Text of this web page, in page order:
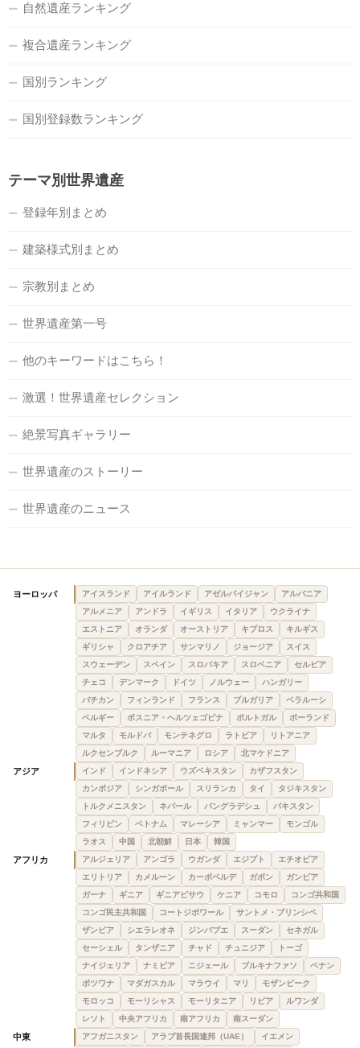
自然遺産ランキング
複合遺産ランキング
国別ランキング
国別登録数ランキング
テーマ別世界遺産
登録年別まとめ
建築様式別まとめ
宗教別まとめ
世界遺産第一号
他のキーワードはこちら！
激選！世界遺産セレクション
絶景写真ギャラリー
世界遺産のストーリー
世界遺産のニュース
ヨーロッパ アイスランド アイルランド アゼルバイジャン
アルバニア
アルメニア
アンドラ イギリス イタリア
ウクライナ
エストニア
オランダ オーストリア キプロス
キルギス
ギリシャ
クロアチア サンマリノ ジョージア
スイス
スウェーデン
スペイン スロバキア スロベニア
セルビア
チェコ
デンマーク ドイツ ノルウェー
ハンガリー
バチカン
フィンランド フランス ブルガリア
ベラルーシ
ベルギー
ボスニア・ヘルツェゴビナ ポルトガル
ポーランド
マルタ
モルドバ モンテネグロ ラトビア
リトアニア
ルクセンブルク
ルーマニア ロシア 北マケドニア
アジア インド インドネシア ウズベキスタン
カザフスタン
カンボジア
シンガポール スリランカ タイ
タジキスタン
トルクメニスタン
ネパール バングラデシュ
パキスタン
フィリピン
ベトナム マレーシア ミャンマー
モンゴル
ラオス
中国 北朝鮮 日本 韓国
アフリカ アルジェリア アンゴラ ウガンダ エジプト
エチオピア
エリトリア
カメルーン カーボベルデ ガボン
ガンビア
ガーナ
ギニア ギニアビサウ ケニア コモロ
コンゴ共和国
コンゴ民主共和国
コートジボワール
サントメ・プリンシペ
ザンビア
シエラレオネ ジンバブエ スーダン
セネガル
セーシェル
タンザニア チャド チュニジア
トーゴ
ナイジェリア
ナミビア ニジェール ブルキナファソ
ベナン
ボツワナ
マダガスカル マラウイ マリ
モザンビーク
モロッコ
モーリシャス モーリタニア リビア
ルワンダ
レソト
中央アフリカ 南アフリカ 南スーダン
中東 アフガニスタン アラブ首長国連邦（UAE） イエメン